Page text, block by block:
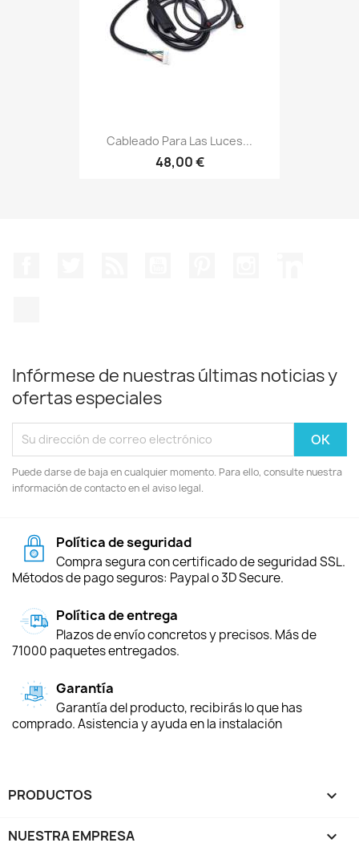
Cableado Para Las Luces...
48,00 €
Infórmese de nuestras últimas noticias y
ofertas especiales
Puede darse de baja en cualquier momento. Para ello, consulte nuestra
información de contacto en el aviso legal.
Política de seguridad
Compra segura con certificado de seguridad SSL.
Métodos de pago seguros: Paypal o 3D Secure.
Política de entrega
Plazos de envío concretos y precisos. Más de
71000 paquetes entregados.
Garantía
Garantía del producto, recibirás lo que has
comprado. Asistencia y ayuda en la instalación
PRODUCTOS 
NUESTRA EMPRESA 